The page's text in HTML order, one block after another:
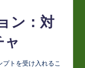
ン：対
トを受け入れるこ